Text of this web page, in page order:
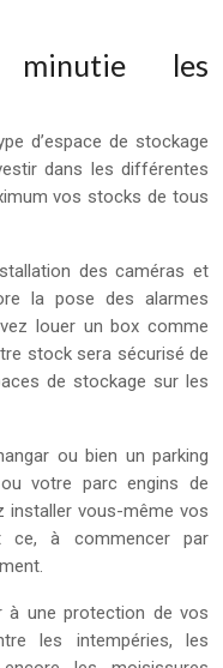
minutie les
d’espace de stockage
dans les différentes
vos stocks de tous
des caméras et
la pose des alarmes
louer un box comme
stock sera sécurisé de
de stockage sur les
ou bien un parking
votre parc engins de
installer vous-même vos
ce, à commencer par
à une protection de vos
les intempéries, les